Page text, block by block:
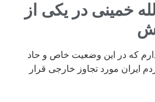
خمینی در یکی از
دارم که در این وضعیت خاص و حاد
ایران مورد تجاوز خارجی قرار